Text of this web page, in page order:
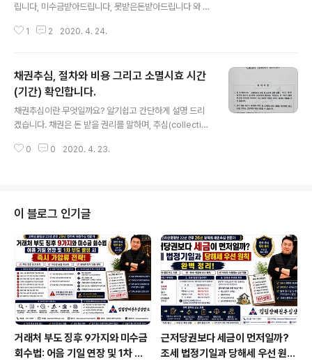
립니다, 미수금받아드립니다, 못받은돈받아드립니다 와 같
는곳, 미수금받아주는곳, 못받은돈받아주는곳은 정말 존재
는 대부분 합법이라고 보면 되지만, 금융위원회 신고 유무
는 확인해 보는것이 안전하겠죠. 신용정보회사는 채권추심
업체라고도 하는데, 이들은 국내 6군데 있는 신용평가회사
와 계약을 맺고, 그 데이터를 기반으로, 채무자 상황도 파악
하며, 고객(채권자)에게 개인이나 법인의 신용상태와 신용
등급을 제공(신용조사)하며, 직접 돈을 받아주는 채권추심
1 2 2020. 4. 24.
채권추심, 절차와 비용 그리고 소멸시효 시간
(기간) 확인합니다.
채권추심이란 무엇일까요? 알기쉽고 간단하게 설명 드리
겠습니다. 채권은 돈 받을 권리를 말하며, 추심(collectin
추심이라 함은 "돈 받을 권리를 가지고, 채무자로부터 내
들이 많았습니다. 저 역시도 20년전 채권추심일을 하기전
에 이런 단어들은 많이 생소했습니다. 어떤 채권자는 사건
계약전에 공부해서 오는 분도 있었는데 그렇게 하지 않아
도 됩니다. 편안한 마음으로 오면, 국가공인신용관리사 자
격증을 가지고 현업에서 20년 정도 일한 저 김팀장이 알기
쉽게 설명 드리니 걱정마시고, ..
0 0 2020. 4. 23.
이 블로그 인기글
거래처 부도 징후 9가지와 미수금
회수법: 어음 기일 연장 및 1차 부
근저당권보다 세금이 먼저일까?
조세 법정기일과 당해세 우선 원칙